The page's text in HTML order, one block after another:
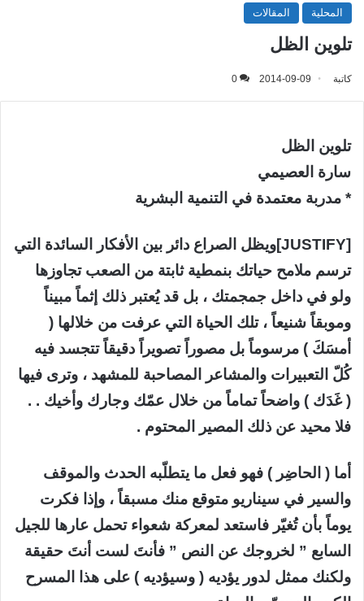
المحلية المقالات
تلوين الظل
كاتبة 2014-09-09
0
تلوين الظل
سارة العصيمي
* مدربة معتمدة في التنمية البشرية
[JUSTIFY]ويظل الصراع دائر بين الأفكار السائدة التي
ترسم ملامح حياتك بنمطية ثابتة من الصعب تجاوزها
ولو في داخل جمجمتك ، بل قد يُعتبر ذلك إثماً مبيناً
وموبقاً شنيعاً ، تلك الحياة التي عرفت من خلالها (
أمسَكَ ) مرسوماً بل مصوراً تصويراً دقيقاً تتجسد فيه
كُلّ التعبيرات والمشاعر المصاحبة للمشهد ، وترى فيها
( غَدَك ) واضحاً تماماً من خلال عمّك وجارك وأخيك . .
فلا محيد عن ذلك المصير المحتوم .
أما ( الحاضِر ) فهو فعل ما يتطلّبه الحدث والموقف
والسير في سيناريو متوقع منك مسبقاً ، وإذا فكرت
يوماً بأن تُغيّر فاستعد لمعركة شعواء تحمل عارها للجيل
السابع ” لخروجك عن النص ” فأنتَ لست أنتَ حقيقة
ولكنك ممثل لدور يؤديه ( وسيؤديه ) على هذا المسرح